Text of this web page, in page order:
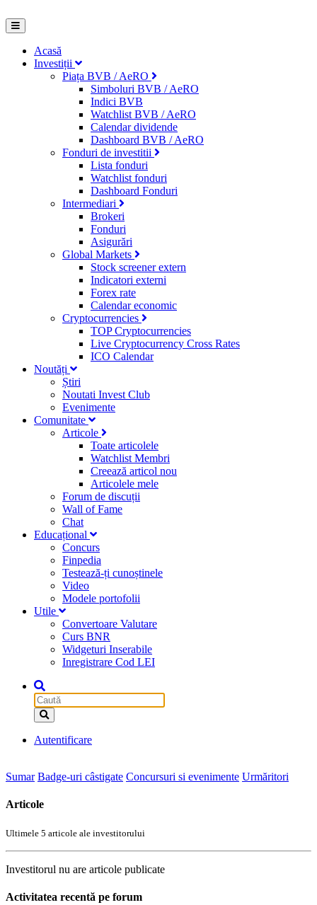
Acasă
Investiții
Piața BVB / AeRO
Simboluri BVB / AeRO
Indici BVB
Watchlist BVB / AeRO
Calendar dividende
Dashboard BVB / AeRO
Fonduri de investitii
Lista fonduri
Watchlist fonduri
Dashboard Fonduri
Intermediari
Brokeri
Fonduri
Asigurări
Global Markets
Stock screener extern
Indicatori externi
Forex rate
Calendar economic
Cryptocurrencies
TOP Cryptocurrencies
Live Cryptocurrency Cross Rates
ICO Calendar
Noutăți
Știri
Noutati Invest Club
Evenimente
Comunitate
Articole
Toate articolele
Watchlist Membri
Creează articol nou
Articolele mele
Forum de discuții
Wall of Fame
Chat
Educațional
Concurs
Finpedia
Testează-ți cunoștinele
Video
Modele portofolii
Utile
Convertoare Valutare
Curs BNR
Widgeturi Inserabile
Inregistrare Cod LEI
Autentificare
Sumar Badge-uri câstigate Concursuri si evenimente Urmăritori
Articole
Ultimele 5 articole ale investitorului
Investitorul nu are articole publicate
Activitatea recentă pe forum